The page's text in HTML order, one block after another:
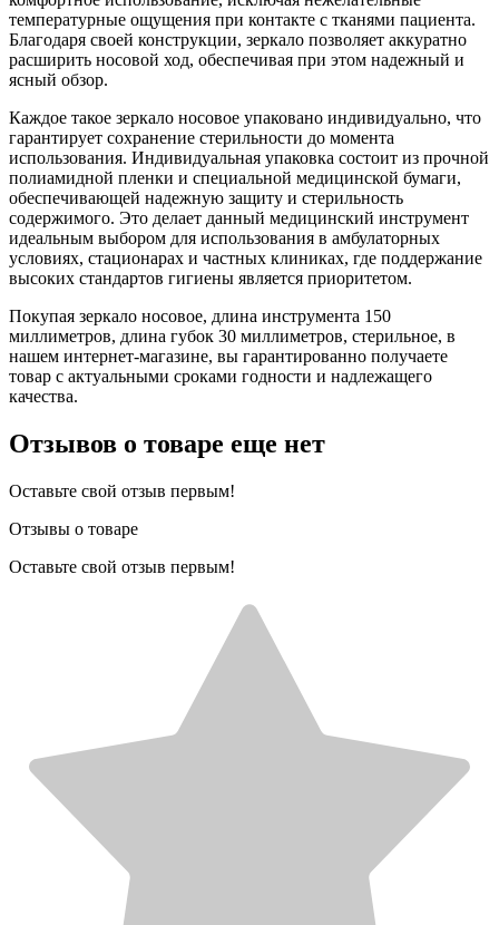
температурные ощущения при контакте с тканями пациента.
Благодаря своей конструкции, зеркало позволяет аккуратно
расширить носовой ход, обеспечивая при этом надежный и
ясный обзор.
Каждое такое зеркало носовое упаковано индивидуально, что
гарантирует сохранение стерильности до момента
использования. Индивидуальная упаковка состоит из прочной
полиамидной пленки и специальной медицинской бумаги,
обеспечивающей надежную защиту и стерильность
содержимого. Это делает данный медицинский инструмент
идеальным выбором для использования в амбулаторных
условиях, стационарах и частных клиниках, где поддержание
высоких стандартов гигиены является приоритетом.
Покупая зеркало носовое, длина инструмента 150
миллиметров, длина губок 30 миллиметров, стерильное, в
нашем интернет-магазине, вы гарантированно получаете
товар с актуальными сроками годности и надлежащего
качества.
Отзывов о товаре еще нет
Оставьте свой отзыв первым!
Отзывы о товаре
Оставьте свой отзыв первым!